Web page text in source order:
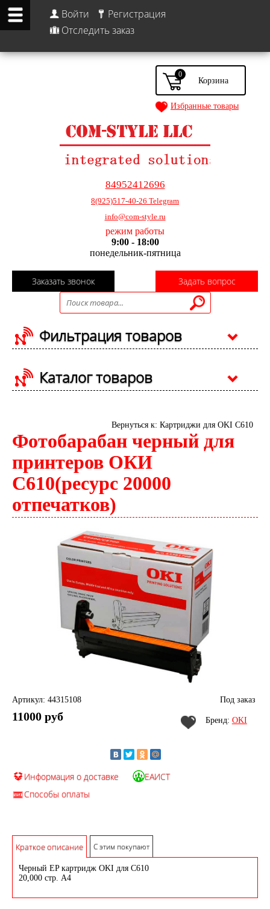
Войти
Регистрация
Отследить заказ
84952412696
8(925)517-40-26 Telegram
info@com-style.ru
режим работы
9:00 - 18:00
понедельник-пятница
Заказать звонок Задать вопрос
0
Избранные товары
Фильтрация товаров
Каталог товаров
Вернуться к: Картриджи для OKI C610
Фотобарабан черный для
принтеров ОКИ
С610(ресурс 20000
отпечатков)
Артикул: 44315108 Под заказ
11000 руб Бренд: OKI
Информация о доставке
ЕАИСТ
Способы оплаты
Краткое описание
Черный EP картридж OKI для C610
20,000 стр. A4
С этим покупают